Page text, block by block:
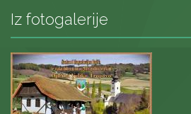
Iz fotogalerije